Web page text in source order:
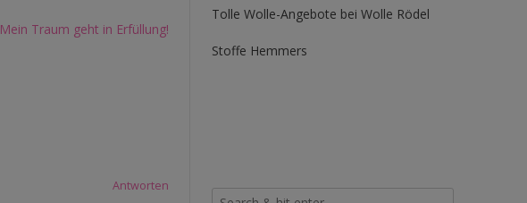
Mein Traum geht in Erfüllung!
Antworten
Tolle Wolle-Angebote bei Wolle Rödel
Stoffe Hemmers